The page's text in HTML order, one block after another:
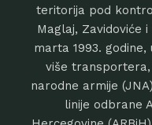
teritorija pod
Maglaj, Zavidoviće
marta 1993.
više
narodne armije
linije odbrane